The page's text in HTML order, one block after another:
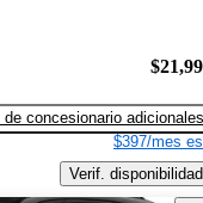
concesionario adicionales
$397/mes
Verif. disponibilidad